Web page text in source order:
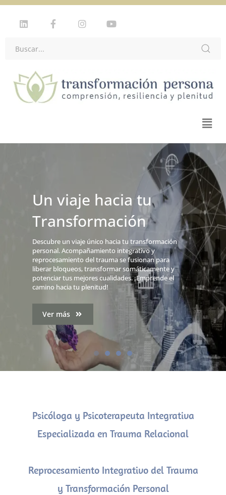
Un viaje hacia tu
Transformación
Descubre un viaje único hacia tu transformación
personal. Acompañamiento integrativo y
reprocesamiento del trauma se fusionan para
liberar bloqueos, transformar somáticamente y
potenciar tus mejores cualidades. ¡Emprende el
camino hacia tu plenitud!
Ver más
Formación en
Terapias de Trauma y
Psico-educación
Conocimientos y recursos para prevenir, conocer
y desarrollar las capacidades innatas del ser
humano de resiliencia y recuperación de
experiencias adversas o traumáticas
Ver más
Psicóloga y Psicoterapeuta Integrativa
Especializada en Trauma Relacional
Reprocesamiento Integrativo del Trauma
y Transformación Personal